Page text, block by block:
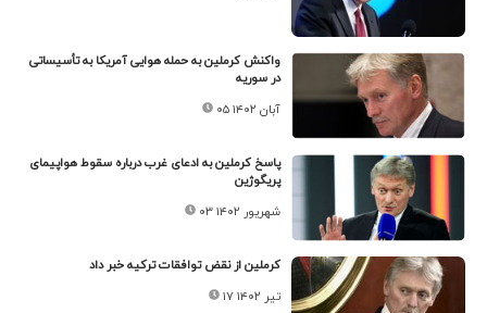
واکنش کرملین به حمله هوایی آمریکا به تأسیساتی
در سوریه
۰۵ آبان ۱۴۰۲
پاسخ کرملین به ادعای غرب درباره سقوط هواپیمای
پریگوژین
۰۳ شهریور ۱۴۰۲
کرملین از نقض توافقات ترکیه خبر داد
۱۷ تیر ۱۴۰۲